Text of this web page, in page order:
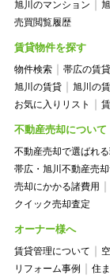
旭川のマンション
売買閲覧履歴
賃貸物件を探す
物件検索 帯広の賃貸
旭川の賃貸
旭川の
お気に入りリスト
不動産売却について
不動産売却で選ばれ
帯広・旭川不動産売却
売却にかかる諸費用
クイック売却査定
オーナー様へ
賃貸管理について
リフォーム事例
住